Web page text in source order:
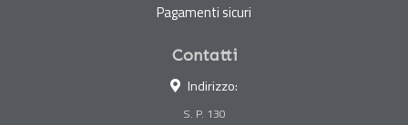
Pagamenti sicuri
Contatti
Indirizzo:
S. P. 130